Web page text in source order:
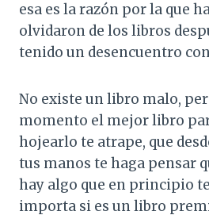
esa es la razón por la que
olvidaron de los libros
tenido un desencuentro
No existe un libro malo,
momento el mejor libro
hojearlo te atrape, que
tus manos te haga pensar
hay algo que en principio
importa si es un libro